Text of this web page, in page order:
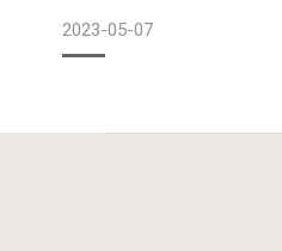
留，就交代了許多故事的
一兩句台詞的特約演員（
角主持的記者會上站在她身
2023-05-07